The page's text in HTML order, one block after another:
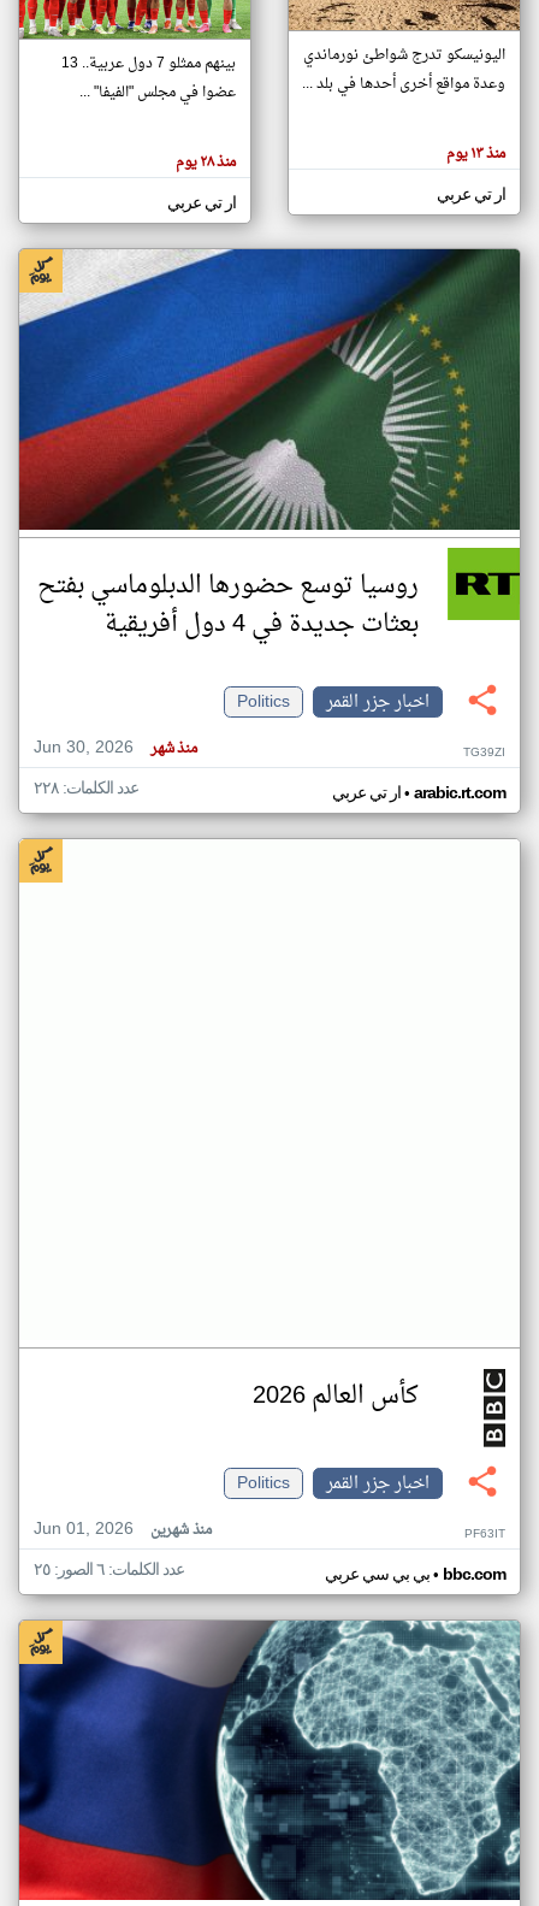
تغيير الدولة
اخبار جزر القمر على مدار الساعة
أهم اخبار جزر القمر العاجلة والمباشرة
هنا عن
وجهة
كاتبيها.
اليونيسكو تدرج شواطئ نورماندي
وعدة مواقع أخرى أحدها في بلد ...
منذ ١٣ يوم
ار تي عربي
بينهم ممثلو 7 دول عربية.. 13
عضوا في مجلس "الفيفا" ...
منذ ٢٨ يوم
ار تي عربي
روسيا توسع حضورها الدبلوماسي بفتح
بعثات جديدة في 4 دول أفريقية
اخبار جزر القمر
Politics
Jun 30, 2026
منذ شهر TG39ZI
ار تي عربي• arabic.rt.com عدد الكلمات: ٢٢٨
كأس العالم 2026
اخبار جزر القمر
Politics
Jun 01, 2026
منذ شهرين PF63IT
بي بي سي عربي• bbc.com عدد الكلمات: ٦ الصور: ٢٥
klyoum.com